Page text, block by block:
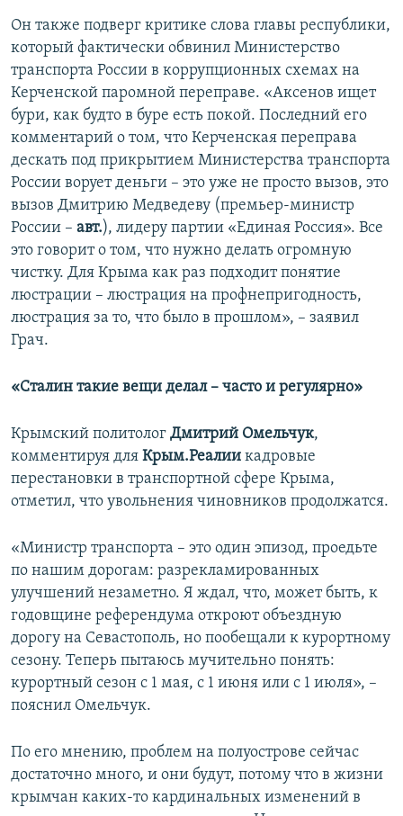
Он также подверг критике слова главы республики,
который фактически обвинил Министерство
транспорта России в коррупционных схемах на
Керченской паромной переправе. «Аксенов ищет
бури, как будто в буре есть покой. Последний его
комментарий о том, что Керченская переправа
дескать под прикрытием Министерства транспорта
России ворует деньги – это уже не просто вызов, это
вызов Дмитрию Медведеву (премьер-министр
России – авт.), лидеру партии «Единая Россия». Все
это говорит о том, что нужно делать огромную
чистку. Для Крыма как раз подходит понятие
люстрации – люстрация на профнепригодность,
люстрация за то, что было в прошлом», – заявил
Грач.
«Сталин такие вещи делал – часто и регулярно»
Крымский политолог Дмитрий Омельчук,
комментируя для Крым.Реалии кадровые
перестановки в транспортной сфере Крыма,
отметил, что увольнения чиновников продолжатся.
«Министр транспорта – это один эпизод, проедьте
по нашим дорогам: разрекламированных
улучшений незаметно. Я ждал, что, может быть, к
годовщине референдума откроют объездную
дорогу на Севастополь, но пообещали к курортному
сезону. Теперь пытаюсь мучительно понять:
курортный сезон с 1 мая, с 1 июня или с 1 июля», –
пояснил Омельчук.
По его мнению, проблем на полуострове сейчас
достаточно много, и они будут, потому что в жизни
крымчан каких-то кардинальных изменений в